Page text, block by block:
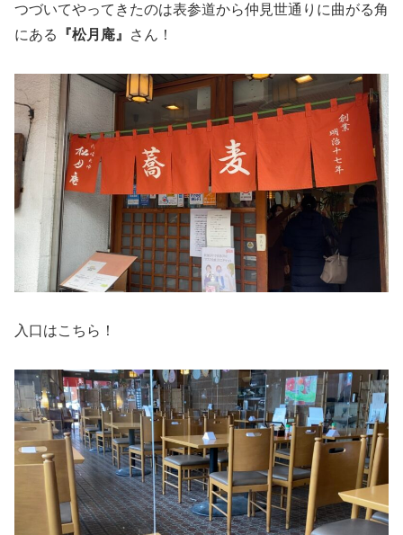
つづいてやってきたのは表参道から仲見世通りに曲がる角
にある
『松月庵』 さん！
入口はこちら！